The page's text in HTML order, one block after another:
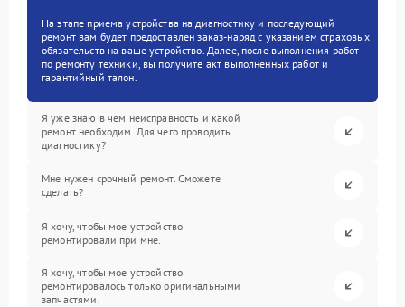
На этапе приема устройства на диагностику и последующий
ремонт вам будет предоставлен заказ-наряд с указанием страховых
обязательств на ваше устройство. Далее, после выполнения работ
по ремонту техники, вы получите акт выполненных работ и
гарантийный талон.
Я уже знаю в чем неисправность и какой
ремонт необходим. Для чего проводить
диагностику?
Мне нужен срочный ремонт. Сможете
сделать?
Я хочу, чтобы мое устройство
ремонтировали при мне.
Я хочу, чтобы мое устройство
ремонтировалось только оригинальными
запчастями.